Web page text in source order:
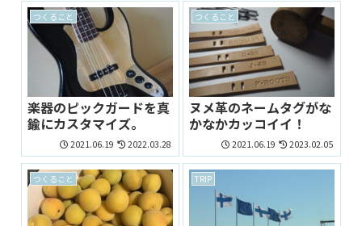
つくること
楽器のピックガードを真
鍮にカスタマイズ。
2021.06.19 2022.03.28
つくること
ヌメ革のネームタグがな
かなかカッコイイ！
2021.06.19 2023.02.05
つくること TRIP